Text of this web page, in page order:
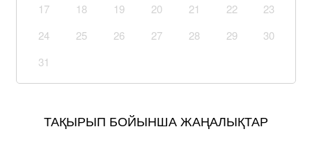
17
18 19 20 21 22
23
24
25 26 27 28 29
30
31
ТАҚЫРЫП БОЙЫНША ЖАҢАЛЫҚТАР